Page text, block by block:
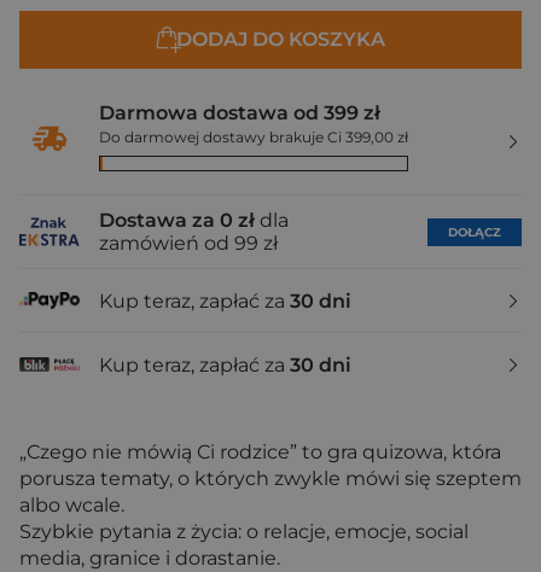
DODAJ DO KOSZYKA
Darmowa dostawa od 399 zł
Do darmowej dostawy brakuje Ci 399,00 zł
Dostawa za 0 zł dla
zamówień od 99 zł
DOŁĄCZ
Kup teraz, zapłać za 30 dni
Kup teraz, zapłać za 30 dni
„Czego nie mówią Ci rodzice” to gra quizowa, która
porusza tematy, o których zwykle mówi się szeptem
albo wcale.
Szybkie pytania z życia: o relacje, emocje, social
media, granice i dorastanie.